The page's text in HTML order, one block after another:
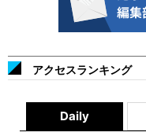
アクセスランキング
Daily